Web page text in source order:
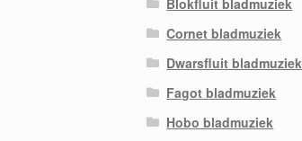
Cornet bladmuziek
Dwarsfluit bladmuziek
Fagot bladmuziek
Hobo bladmuziek